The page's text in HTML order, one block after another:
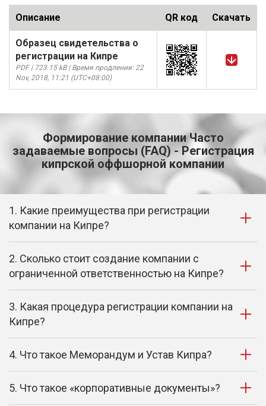
Описание QR код Скачать
Образец свидетельства о
регистрации на Кипре
PDF | 723.15 kB | Время продления: 22
Nov, 2018, 11:21 (UTC+08:00)
Формирование компании Часто
задаваемые вопросы (FAQ) - Регистрация
кипрской оффшорной компании
1. Какие преимущества при регистрации
компании на Кипре?
2. Сколько стоит создание компании с
ограниченной ответственностью на Кипре?
3. Какая процедура регистрации компании на
Кипре?
4. Что такое Меморандум и Устав Кипра?
5. Что такое «корпоративные документы»?